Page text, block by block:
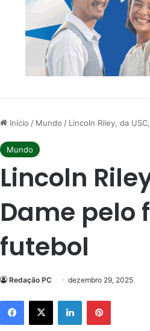
Início / Mundo / Lincoln Riley, da
Mundo
Lincoln
Dame pelo
futebol
Redação PC dezembro 29, 2025
Facebook
X LinkedinPinterest